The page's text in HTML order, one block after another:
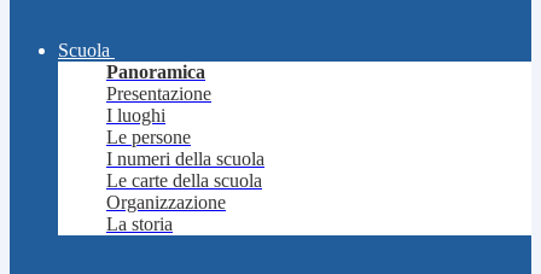
Scuola
Panoramica
Presentazione
I luoghi
Le persone
I numeri della scuola
Le carte della scuola
Organizzazione
La storia